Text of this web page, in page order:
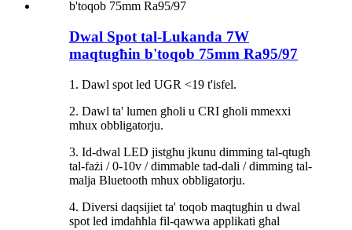
Dwal Spot tal-Lukanda 7W
maqtugħin b'toqob 75mm Ra95/97
1. Dawl spot led UGR <19 t'isfel.
2. Dawl ta' lumen għoli u CRI għoli mmexxi
mhux obbligatorju.
3. Id-dwal LED jistgħu jkunu dimming tal-qtugħ
tal-fażi / 0-10v / dimmable tad-dali / dimming tal-
malja Bluetooth mhux obbligatorju.
4. Diversi daqsijiet ta' toqob maqtugħin u dwal
spot led imdaħħla fil-qawwa applikati għal